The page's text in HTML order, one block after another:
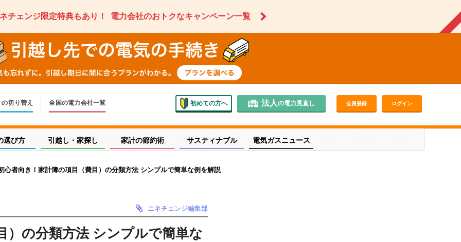
チェンジ限定特典もあり！ 電力会社のおトクなキャンペーン一覧
の切り替え 全国の電力会社一覧 初めての方へ 法人の電力見直し 会員登録 ログイン
選び方 引越し・家探し 家計の節約術 サスティナブル 電気ガスニュース
心者向き！家計簿の項目（費目）の分類方法 シンプルで簡単な例を解説
エネチェンジ編集部
）の分類方法 シンプルで簡単な